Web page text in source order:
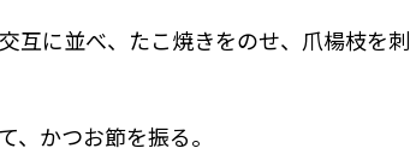
互に並べ、たこ焼きをのせ、爪楊枝を刺
、かつお節を振る。